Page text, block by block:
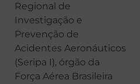
Regional de
Investigação e
Prevenção de
Acidentes Aeronáuticos
(Seripa I), órgão da
Força Aérea Brasileira